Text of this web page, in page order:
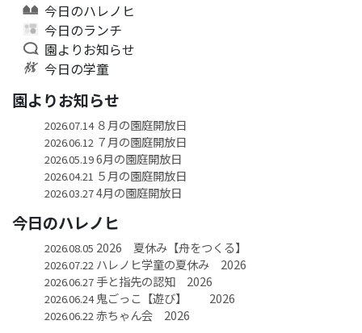
今日のハレノヒ
今日のランチ
園よりお知らせ
今日の学童
園よりお知らせ
2026.07.14８月の園庭開放日
2026.06.12７月の園庭開放日
2026.05.196月の園庭開放日
2026.04.21 ５月の園庭開放日
2026.03.274月の園庭開放日
今日のハレノヒ
2026.08.05 2026 夏休み【舟をつくる】
2026.07.22ハレノヒ学童の夏休み 2026
2026.06.27手と指先の認知 2026
2026.06.24鬼ごっこ【遊び】 2026
2026.06.22赤ちゃん会 2026